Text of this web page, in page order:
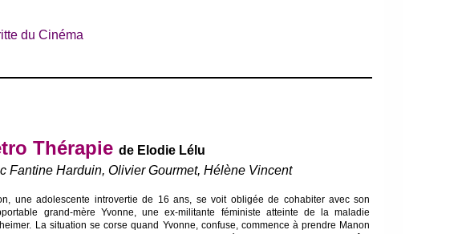
du Cinéma
Thérapiede Elodie Lélu
Fantine Harduin, Olivier Gourmet, Hélène Vincent
une adolescente introvertie de 16 ans, se voit obligée de cohabiter avec son
grand-mère Yvonne, une ex-militante féministe atteinte de la maladie
La situation se corse quand Yvonne, confuse, commence à prendre Manon